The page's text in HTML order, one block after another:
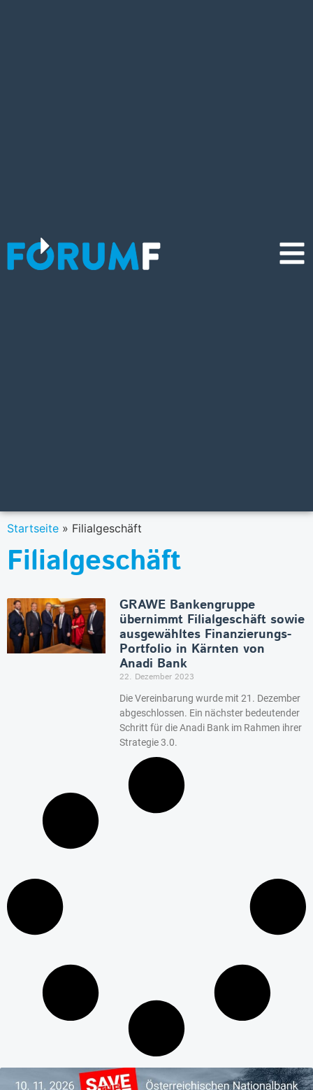
Startseite » Filialgeschäft
Filialgeschäft
GRAWE Bankengruppe
übernimmt Filialgeschäft sowie
ausgewähltes Finanzierungs-
Portfolio in Kärnten von
Anadi Bank
22. Dezember 2023
Die Vereinbarung wurde mit 21. Dezember
abgeschlossen. Ein nächster bedeutender
Schritt für die Anadi Bank im Rahmen ihrer
Strategie 3.0.